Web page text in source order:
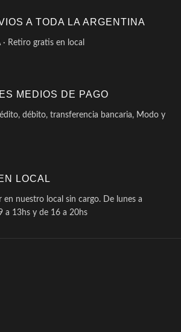
A TODA LA ARGENTINA
· Retiro gratis en local
MEDIOS DE PAGO
débito, transferencia bancaria, Modo y
LOCAL
en nuestro local sin cargo. De lunes a
a 13hs y de 16 a 20hs